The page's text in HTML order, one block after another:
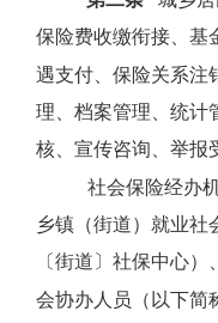
保险费收缴衔接、基
遇支付、保险关系注
理、档案管理、统计
核、宣传咨询、举报
社会保险经办
乡镇（街道）就业社
〔街道〕社保中心
会协办人员（以下简